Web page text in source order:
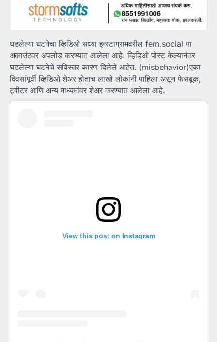
घडलेल्या घटनेचा व्हिडिओ सध्या इन्स्टाग्रामवरील fem.social या
अकाउंटवर अपलोड करण्यात आलेला आहे. व्हिडिओ पोस्ट केल्यानंतर
घडलेल्या घटनेचे सविस्तर कारण दिलेले आहेत. (misbehavior)एका
दिवसांपूर्वी व्हिडिओ शेअर होताच लाखो लोकांनी पाहिला असून फेसबूक,
ट्वीटर आणि अन्य माध्यमांवर शेअर करण्यात आलेला आहे.
View this post on Instagram